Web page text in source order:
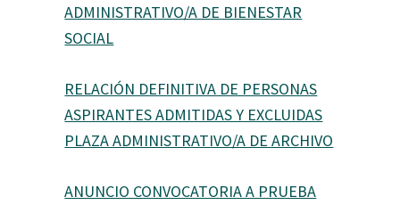
ADMINISTRATIVO/A DE BIENESTAR
SOCIAL
RELACIÓN DEFINITIVA DE PERSONAS
ASPIRANTES ADMITIDAS Y EXCLUIDAS
PLAZA ADMINISTRATIVO/A DE ARCHIVO
ANUNCIO CONVOCATORIA A PRUEBA